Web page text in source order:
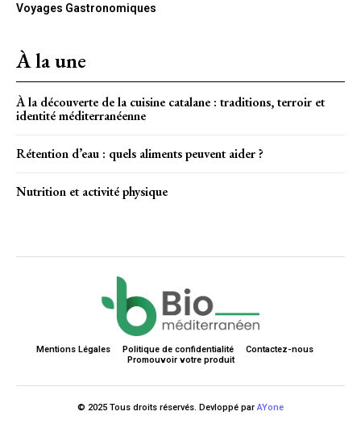
Voyages Gastronomiques
À la une
À la découverte de la cuisine catalane : traditions, terroir et
identité méditerranéenne
Rétention d’eau : quels aliments peuvent aider ?
Nutrition et activité physique
Mentions Légales Politique de confidentialité
Contactez-nous
Promouvoir votre produit
© 2025 Tous droits réservés. Devloppé parAYone